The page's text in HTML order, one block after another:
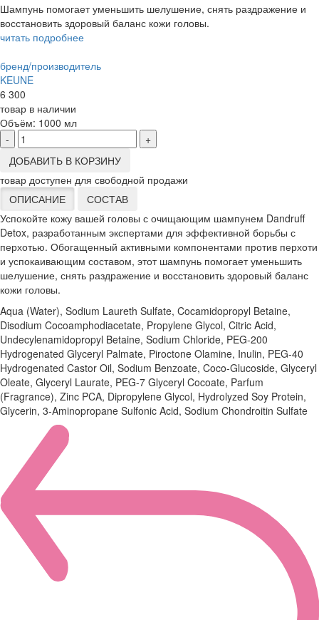
Шампунь помогает уменьшить шелушение, снять раздражение и
восстановить здоровый баланс кожи головы.
читать подробнее
бренд/производитель
KEUNE
6 300
товар в наличии
Объём: 1000 мл
-
+
ДОБАВИТЬ В КОРЗИНУ
товар доступен для свободной продажи
ОПИСАНИЕ
СОСТАВ
Успокойте кожу вашей головы с очищающим шампунем Dandruff
Detox, разработанным экспертами для эффективной борьбы с
перхотью. Обогащенный активными компонентами против перхоти
и успокаивающим составом, этот шампунь помогает уменьшить
шелушение, снять раздражение и восстановить здоровый баланс
кожи головы.
Aqua (Water), Sodium Laureth Sulfate, Cocamidopropyl Betaine,
Disodium Cocoamphodiacetate, Propylene Glycol, Citric Acid,
Undecylenamidopropyl Betaine, Sodium Chloride, PEG-200
Hydrogenated Glyceryl Palmate, Piroctone Olamine, Inulin, PEG-40
Hydrogenated Castor Oil, Sodium Benzoate, Coco-Glucoside, Glyceryl
Oleate, Glyceryl Laurate, PEG-7 Glyceryl Cocoate, Parfum
(Fragrance), Zinc PCA, Dipropylene Glycol, Hydrolyzed Soy Protein,
Glycerin, 3-Aminopropane Sulfonic Acid, Sodium Chondroitin Sulfate